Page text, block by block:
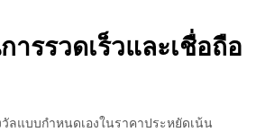
ารรวดเร็วและเชื่อถือ
ลแบบกำหนดเองในราคาประหยัดเน้น